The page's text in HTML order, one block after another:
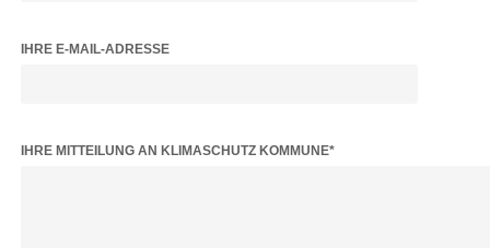
IHRE E-MAIL-ADRESSE
BITTE LASSE DIESES FELD LEER.
IHRE MITTEILUNG AN KLIMASCHUTZ KOMMUNE*